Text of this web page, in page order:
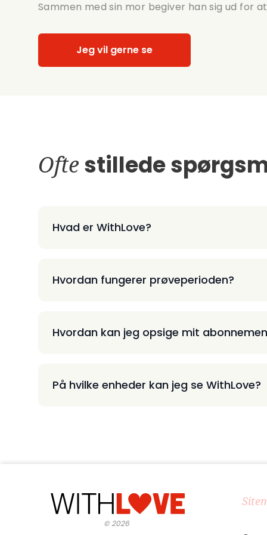
Sammen med sin mor begiver han sig ud for
Jeg vil gerne se
Ofte stillede
Hvad er WithLove?
Hvordan fungerer prøveperioden?
Hvordan kan jeg opsige mit
På hvilke enheder kan jeg se WithLove?
©2026